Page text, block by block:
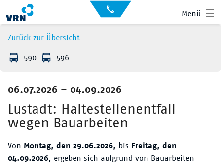
Menü
Auskunft
für
Kontakt
Leichte Sprache
Suche
Hauptnavigation
Fahrplan
Liniennetz
Tickets
Zurück zur Übersicht
590 596
06.07.2026 – 04.09.2026
Lustadt: Haltestellenentfall
wegen Bauarbeiten
Von Montag, den 29.06.2026, bis Freitag, den
04.09.2026, ergeben sich aufgrund von Bauarbeiten